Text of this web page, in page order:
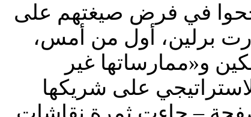
نجحوا في فرض صيغتهم على
برلين، أول من أمس،
و«ممارساتها غير
على شريكها